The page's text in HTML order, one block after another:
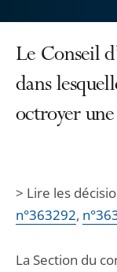
Le Conseil
dans
octroyer
> Lire les
n°363292,
La Section du